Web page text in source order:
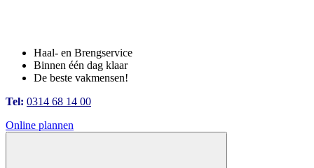
Haal- en Brengservice
Binnen één dag klaar
De beste vakmensen!
Tel: 0314 68 14 00
Online plannen